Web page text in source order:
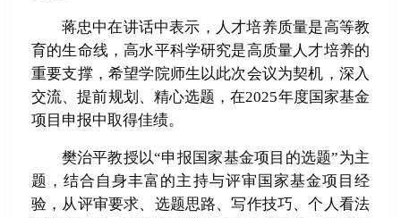
蒋忠中在讲话中表示，人才培养质量是高等教
育的生命线，高水平科学研究是高质量人才培养的
重要支撑，希望学院师生以此次会议为契机，深入
交流、提前规划、精心选题，在2025年度国家基金
项目申报中取得佳绩。
樊治平教授以“申报国家基金项目的选题”为主
题，结合自身丰富的主持与评审国家基金项目经
验，从评审要求、选题思路、写作技巧、个人看法